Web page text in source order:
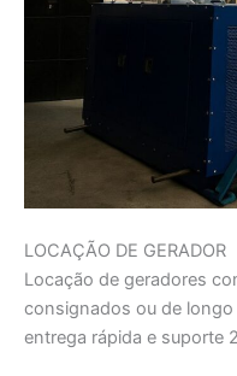
LOCAÇÃO DE GERADOR
Locação de geradores
consignados ou de
entrega rápida e suporte